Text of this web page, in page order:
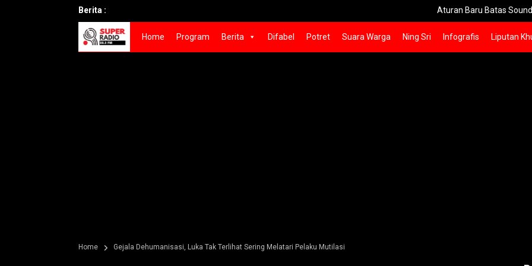
Berita : Aturan Baru Batas Sound Horeg
Home Program Berita Difabel Potret Suara Warga Ning Sri Infografis Liputan
Home Gejala Dehumanisasi, Luka Tak Terlihat Sering Melatari Pelaku Mutilasi